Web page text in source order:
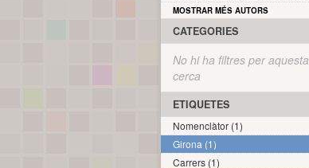
MOSTRAR MÉS AUTORS
CATEGORIES
No hi ha filtres per aquesta
cerca
ETIQUETES
Nomenclàtor (1)
Girona (1)
Carrers (1)